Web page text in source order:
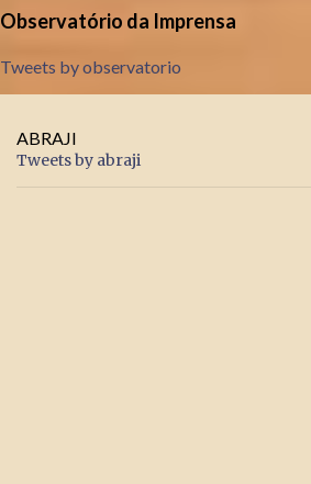
Observatório da Imprensa
Tweets by observatorio
ABRAJI
Tweets by abraji